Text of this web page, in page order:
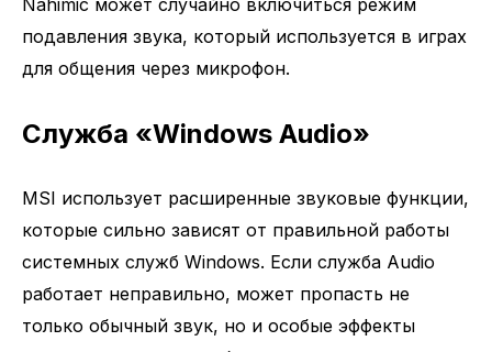
Nahimic может случайно включиться режим
подавления звука, который используется в играх
для общения через микрофон.
Служба «Windows Audio»
MSI использует расширенные звуковые функции,
которые сильно зависят от правильной работы
системных служб Windows. Если служба Audio
работает неправильно, может пропасть не
только обычный звук, но и особые эффекты